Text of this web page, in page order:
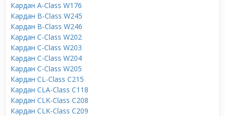
Кардан A-Class W176
Кардан B-Class W245
Кардан B-Class W246
Кардан C-Class W202
Кардан C-Class W203
Кардан C-Class W204
Кардан C-Class W205
Кардан CL-Class C215
Кардан CLA-Class C118
Кардан CLK-Class C208
Кардан CLK-Class C209